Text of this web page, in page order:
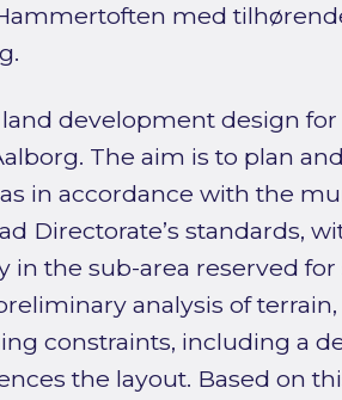
med
development design
The aim is to plan
in accordance with the
Directorate’s standards,
in the sub-area reserved
analysis of
constraints, including a
the layout. Based on